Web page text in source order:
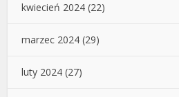
kwiecień 2024 (22)
marzec 2024 (29)
luty 2024 (27)